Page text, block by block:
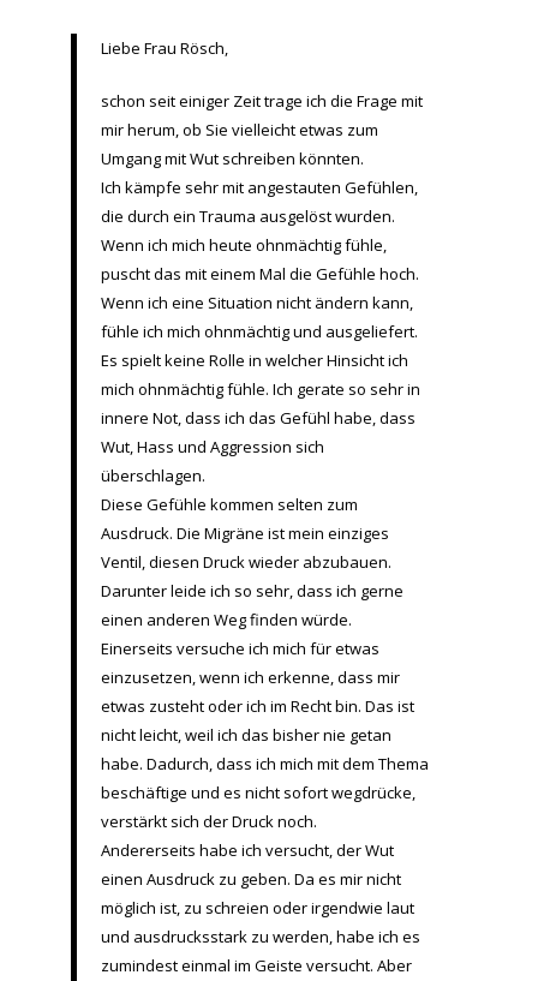
Liebe Frau Rösch,
schon seit einiger Zeit trage ich die Frage mit
mir herum, ob Sie vielleicht etwas zum
Umgang mit Wut schreiben könnten.
Ich kämpfe sehr mit angestauten Gefühlen,
die durch ein Trauma ausgelöst wurden.
Wenn ich mich heute ohnmächtig fühle,
puscht das mit einem Mal die Gefühle hoch.
Wenn ich eine Situation nicht ändern kann,
fühle ich mich ohnmächtig und ausgeliefert.
Es spielt keine Rolle in welcher Hinsicht ich
mich ohnmächtig fühle. Ich gerate so sehr in
innere Not, dass ich das Gefühl habe, dass
Wut, Hass und Aggression sich
überschlagen.
Diese Gefühle kommen selten zum
Ausdruck. Die Migräne ist mein einziges
Ventil, diesen Druck wieder abzubauen.
Darunter leide ich so sehr, dass ich gerne
einen anderen Weg finden würde.
Einerseits versuche ich mich für etwas
einzusetzen, wenn ich erkenne, dass mir
etwas zusteht oder ich im Recht bin. Das ist
nicht leicht, weil ich das bisher nie getan
habe. Dadurch, dass ich mich mit dem Thema
beschäftige und es nicht sofort wegdrücke,
verstärkt sich der Druck noch.
Andererseits habe ich versucht, der Wut
einen Ausdruck zu geben. Da es mir nicht
möglich ist, zu schreien oder irgendwie laut
und ausdrucksstark zu werden, habe ich es
zumindest einmal im Geiste versucht. Aber